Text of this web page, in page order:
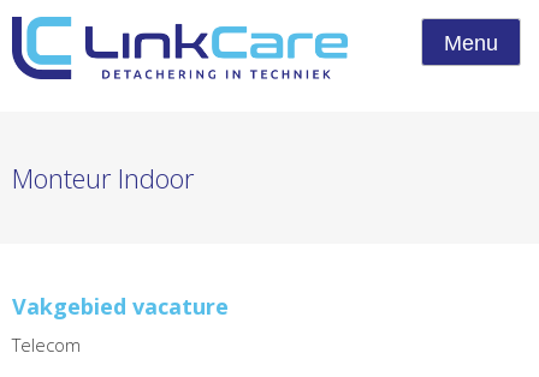
Menu
Monteur Indoor
Vakgebied vacature
Telecom